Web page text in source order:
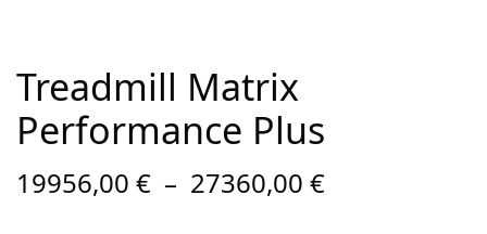
Treadmill Matrix
Performance Plus
19956,00€ – 27360,00€Plage de